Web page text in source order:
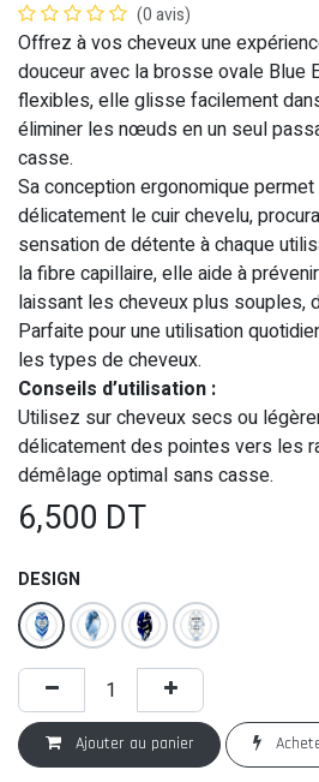
(0 avis)
Offrez à vos cheveux une
douceur avec la brosse ovale Blue
flexibles, elle glisse facilement
éliminer les nœuds en un seul
casse.
Sa conception ergonomique
délicatement le cuir chevelu,
sensation de détente à chaque
la fibre capillaire, elle aide à
laissant les cheveux plus souples,
Parfaite pour une utilisation
les types de cheveux.
Conseils d’utilisation :
Utilisez sur cheveux secs ou
délicatement des pointes vers les
démêlage optimal sans casse.
6,500 DT
DESIGN
Ajouter au panier